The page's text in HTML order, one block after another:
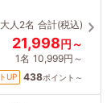
大人2名 合計(税込)
21,998円～
1名 10,999円～
UP 438ポイント～